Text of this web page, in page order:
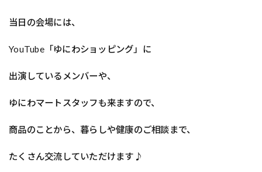
当日の会場には、
YouTube「ゆにわショッピング」に
出演しているメンバーや、
ゆにわマートスタッフも来ますので、
商品のことから、暮らしや健康のご相談まで、
たくさん交流していただけます♪